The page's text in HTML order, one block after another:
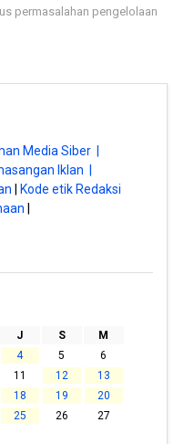
permasalahan pengelolaan
Media Siber |
Iklan |
Kode etik Redaksi
J S
M
4 5
6
11 12
13
18 19
20
25 26
27